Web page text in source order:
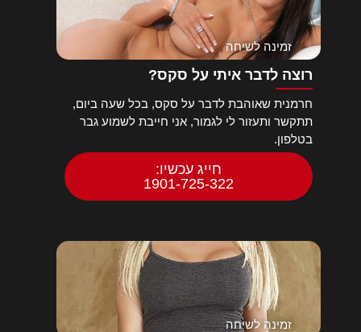
זמינה לשיחה
רוצה לדבר איתי על סקס?
חרמנית שאוהבת לדבר על סקס, בכל שעה ביום,
תתקשר ותעזור לי לגמור, אני חייבת לשמוע גבר
בטלפון.
חייג עכשיו:
1901-725-322
זמינה לשיחה